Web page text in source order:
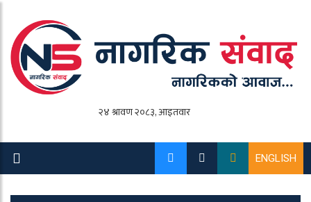
ENGLISH